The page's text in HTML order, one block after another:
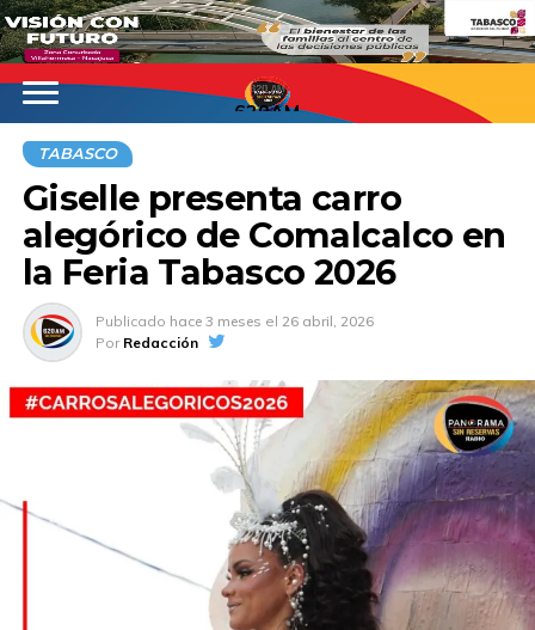
620AM
TABASCO
Giselle presenta carro
alegórico de Comalcalco en
la Feria Tabasco 2026
Publicado hace 3 meses el 26 abril, 2026
Por Redacción